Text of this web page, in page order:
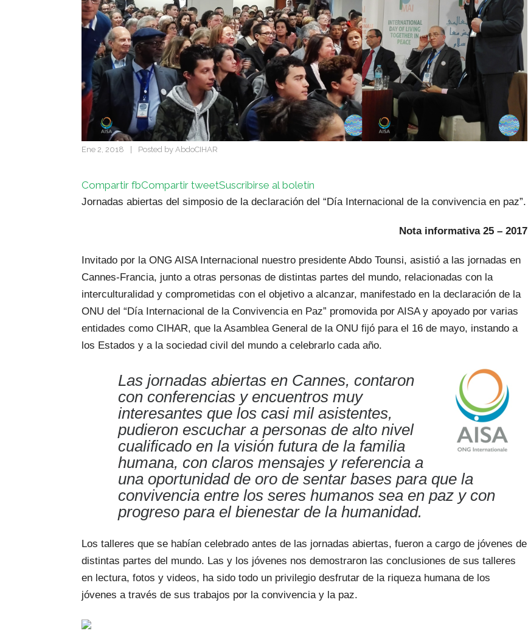
Ene 2, 2018 Posted by AbdoCIHAR
Compartir fbCompartir tweetSuscribirse al boletín
Jornadas abiertas del simposio de la declaración del “Día Internacional de la convivencia en paz”.
Nota informativa 25 – 2017
Invitado por la ONG AISA Internacional nuestro presidente Abdo Tounsi, asistió a las jornadas en
Cannes-Francia, junto a otras personas de distintas partes del mundo, relacionadas con la
interculturalidad y comprometidas con el objetivo a alcanzar, manifestado en la declaración de la
ONU del “Día Internacional de la Convivencia en Paz” promovida por AISA y apoyado por varias
entidades como CIHAR, que la Asamblea General de la ONU fijó para el 16 de mayo, instando a
los Estados y a la sociedad civil del mundo a celebrarlo cada año.
Las jornadas abiertas en Cannes, contaron
con conferencias y encuentros muy
interesantes que los casi mil asistentes,
pudieron escuchar a personas de alto nivel
cualificado en la visión futura de la familia
humana, con claros mensajes y referencia a
una oportunidad de oro de sentar bases para que la
convivencia entre los seres humanos sea en paz y con
progreso para el bienestar de la humanidad.
Los talleres que se habían celebrado antes de las jornadas abiertas, fueron a cargo de jóvenes de
distintas partes del mundo. Las y los jóvenes nos demostraron las conclusiones de sus talleres
en lectura, fotos y videos, ha sido todo un privilegio desfrutar de la riqueza humana de los
jóvenes a través de sus trabajos por la convivencia y la paz.